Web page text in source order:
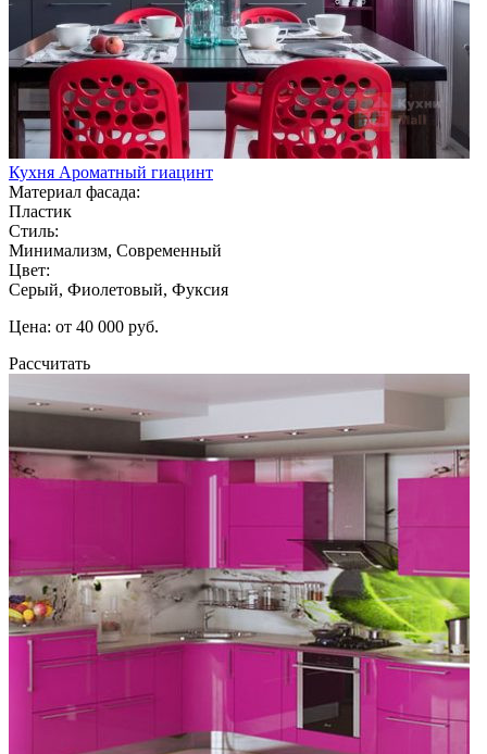
Кухня Ароматный гиацинт
Материал фасада:
Пластик
Стиль:
Минимализм, Современный
Цвет:
Серый, Фиолетовый, Фуксия
Цена: от 40 000 руб.
Рассчитать